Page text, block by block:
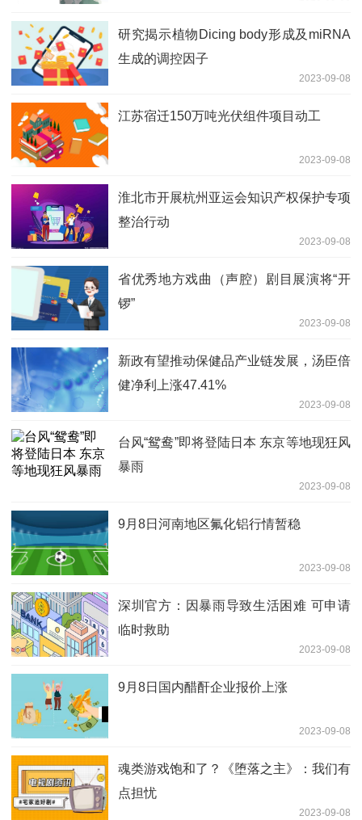
研究揭示植物Dicing body形成及miRNA
生成的调控因子
2023-09-08
江苏宿迁150万吨光伏组件项目动工
2023-09-08
淮北市开展杭州亚运会知识产权保护专项
整治行动
2023-09-08
省优秀地方戏曲（声腔）剧目展演将“开
锣”
2023-09-08
新政有望推动保健品产业链发展，汤臣倍
健净利上涨47.41%
2023-09-08
台风“鸳鸯”即将登陆日本 东京等地现狂风
暴雨
2023-09-08
9月8日河南地区氟化铝行情暂稳
2023-09-08
深圳官方：因暴雨导致生活困难 可申请
临时救助
2023-09-08
9月8日国内醋酐企业报价上涨
2023-09-08
魂类游戏饱和了？《堕落之主》：我们有
点担忧
2023-09-08